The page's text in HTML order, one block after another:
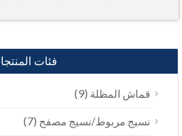
فئات
قماش المظلة(9)
نسيج مربوط/نسيج مصفح(7)